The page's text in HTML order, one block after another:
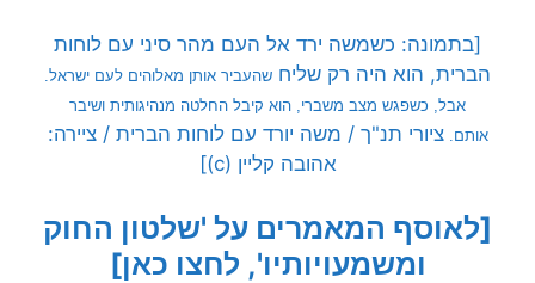
[בתמונה: כשמשה ירד אל העם מהר סיני עם לוחות
הברית, הוא היה רק שליח שהעביר אותן מאלוהים לעם ישראל.
אבל, כשפגש מצב משברי, הוא קיבל החלטה מנהיגותית ושיבר
אותם.ציורי תנ"ך / משה יורד עם לוחות הברית / ציירה:
אהובה קליין (c)]
[לאוסף המאמרים על 'שלטון החוק
ומשמעויותיו', לחצו כאן]